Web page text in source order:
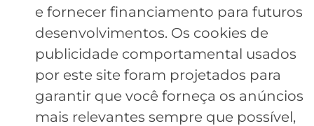
e fornecer financiamento para futuros
desenvolvimentos. Os cookies de
publicidade comportamental usados ​​
por este site foram projetados para
garantir que você forneça os anúncios
mais relevantes sempre que possível,